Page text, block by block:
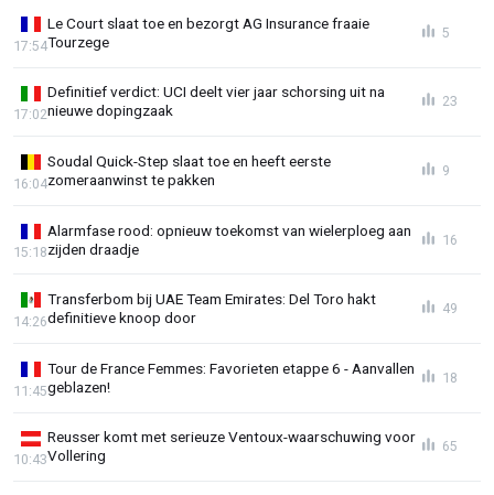
Le Court slaat toe en bezorgt AG Insurance fraaie
Tourzege
17:54
5
Definitief verdict: UCI deelt vier jaar schorsing uit na
nieuwe dopingzaak
17:02
23
Soudal Quick-Step slaat toe en heeft eerste
zomeraanwinst te pakken
16:04
9
Alarmfase rood: opnieuw toekomst van wielerploeg aan
zijden draadje
15:18
16
Transferbom bij UAE Team Emirates: Del Toro hakt
definitieve knoop door
14:26
49
Tour de France Femmes: Favorieten etappe 6 - Aanvallen
geblazen!
11:45
18
Reusser komt met serieuze Ventoux-waarschuwing voor
Vollering
10:43
65